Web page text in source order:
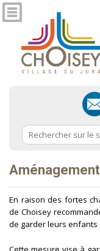
En raison des fortes
de Choisey
de garder leurs enfants